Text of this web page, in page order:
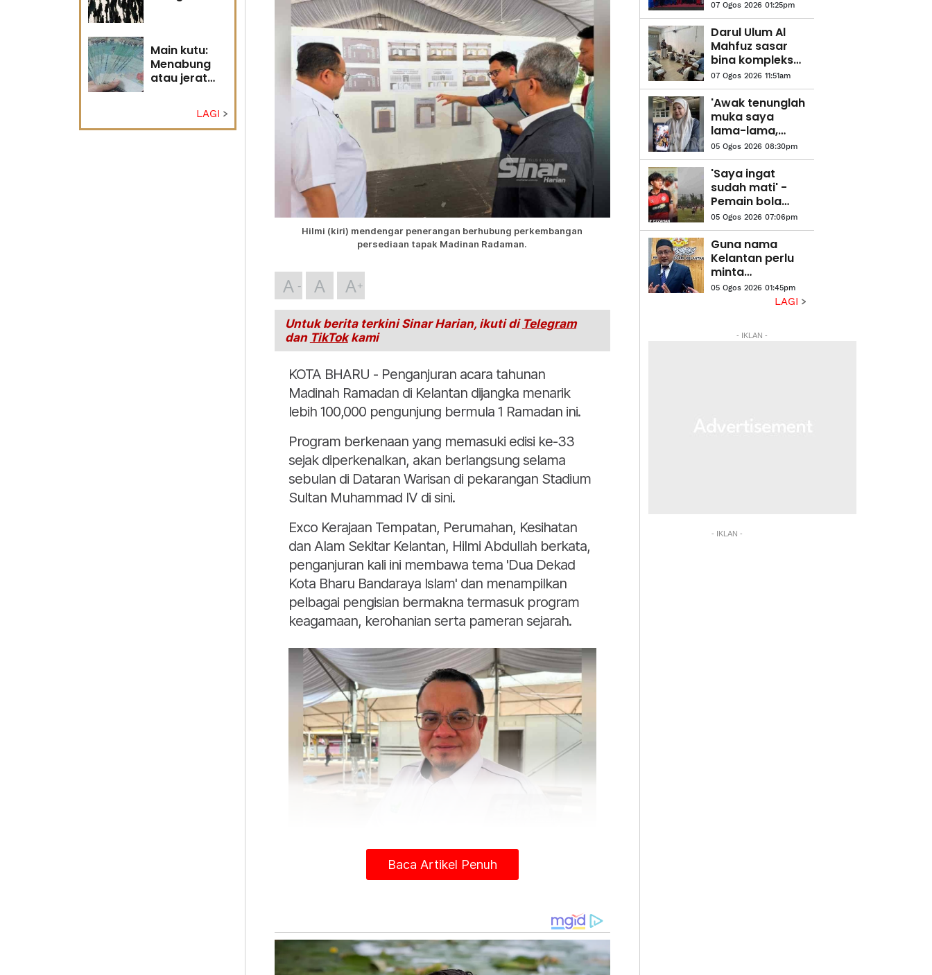
Main kutu:
Menabung
atau jerat
LAGI
Hilmi (kiri) mendengar penerangan berhubung perkembangan
persediaan tapak Madinan Radaman.
A A A
Untuk berita terkini Sinar Harian, ikuti di Telegram
dan TikTokkami
KOTA BHARU - Penganjuran acara tahunan
Madinah Ramadan di Kelantan dijangka menarik
lebih 100,000 pengunjung bermula 1 Ramadan ini.
Program berkenaan yang memasuki edisi ke-33
sejak diperkenalkan, akan berlangsung selama
sebulan di Dataran Warisan di pekarangan Stadium
Sultan Muhammad IV di sini.
Exco Kerajaan Tempatan, Perumahan, Kesihatan
dan Alam Sekitar Kelantan, Hilmi Abdullah berkata,
penganjuran kali ini membawa tema 'Dua Dekad
Kota Bharu Bandaraya Islam' dan menampilkan
pelbagai pengisian bermakna termasuk program
keagamaan, kerohanian serta pameran sejarah.
Hilmi
akan memberi pendedahan garis masa kepada
pengunjung tentang perjalanan sejarah bandar ini
sejak dahulu hingga sekarang.
Baca Artikel Penuh
tahun depan
07 Ogos 2026 01:25pm
Darul Ulum Al
Mahfuz sasar
bina kompleks
tahfiz baharu
07 Ogos 2026 11:51am
'Awak tenunglah
muka saya
lama-lama,
nanti saya dah
tiada sudah
tidak boleh
tengok'
05 Ogos 2026 08:30pm
'Saya ingat
sudah mati' -
Pemain bola
sepak kongsi
detik cemas
dipanah petir
05 Ogos 2026 07:06pm
Guna nama
Kelantan perlu
minta
kebenaran
kerajaan negeri
05 Ogos 2026 01:45pm
LAGI
- IKLAN -
- IKLAN -